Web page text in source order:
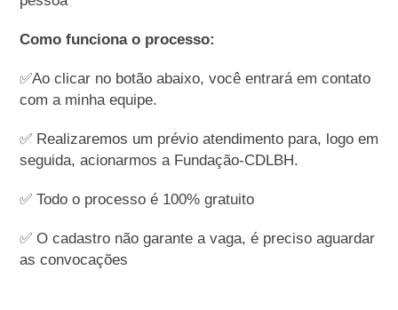
Como funciona o processo:
✅Ao clicar no botão abaixo, você entrará em contato
com a minha equipe.
✅ Realizaremos um prévio atendimento para, logo em
seguida, acionarmos a Fundação-CDLBH.
✅ Todo o processo é 100% gratuito
✅ O cadastro não garante a vaga, é preciso aguardar
as convocações